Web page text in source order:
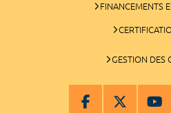
FINANCEMENTS
GESTION DES